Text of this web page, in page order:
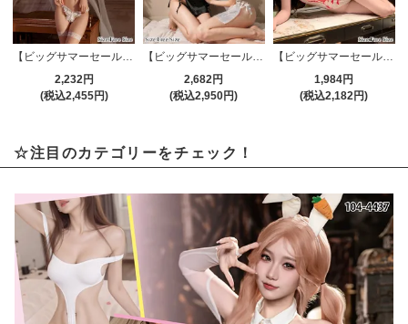
【ビッグサマーセール対象品】ブラ・ショーツセット(BRA・SHORTS SET) 1048
2,232円
(税込2,455円)
【ビッグサマーセール対象品】セクシーコスプレ(SEXYCOSPLAY) 3958
2,682円
(税込2,950円)
【ビッグサマーセール対象品】セクシーテディ(SEXYTEDDY) 1604
1,984円
(税込2,182円)
☆注目のカテゴリーをチェック！